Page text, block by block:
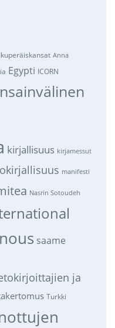
Anna
Egypti ICORN
kirjallisuus kirjamessut
manifesti
Nasrin Sotoudeh
saame
ja
Turkki